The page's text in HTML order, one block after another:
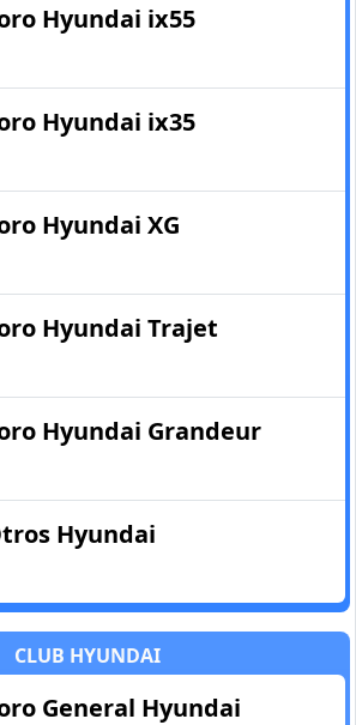
Hyundai ix55
Hyundai ix35
Hyundai XG
Hyundai Trajet
Hyundai Grandeur
Hyundai
CLUB HYUNDAI
General Hyundai